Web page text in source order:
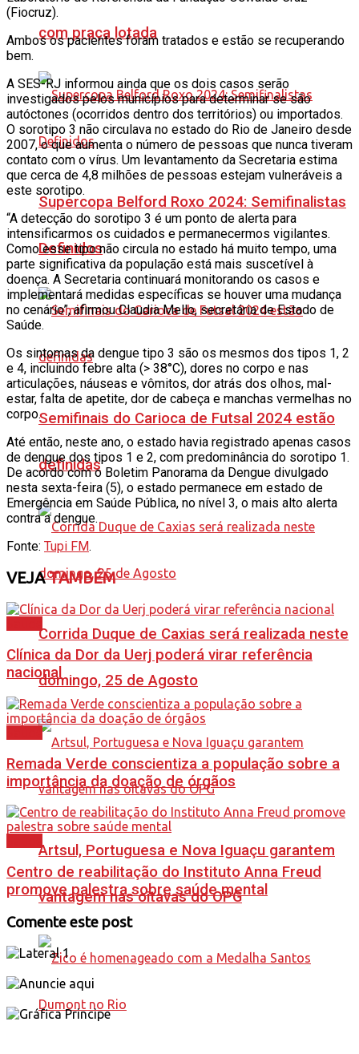
com praça lotada
Supercopa Belford Roxo 2024: Semifinalistas
Definidos
Semifinais do Carioca de Futsal 2024 estão
definidas
Corrida Duque de Caxias será realizada neste
domingo, 25 de Agosto
Artsul, Portuguesa e Nova Iguaçu garantem
vantagem nas oitavas do OPG
(Fiocruz).
Ambos os pacientes foram tratados e estão se recuperando
bem.
A SES-RJ informou ainda que os dois casos serão
investigados pelos municípios para determinar se são
autóctones (ocorridos dentro dos territórios) ou importados.
O sorotipo 3 não circulava no estado do Rio de Janeiro desde
2007, o que aumenta o número de pessoas que nunca tiveram
contato com o vírus. Um levantamento da Secretaria estima
que cerca de 4,8 milhões de pessoas estejam vulneráveis a
este sorotipo.
“A detecção do sorotipo 3 é um ponto de alerta para
intensificarmos os cuidados e permanecermos vigilantes.
Como esse tipo não circula no estado há muito tempo, uma
parte significativa da população está mais suscetível à
doença. A Secretaria continuará monitorando os casos e
implementará medidas específicas se houver uma mudança
no cenário”, afirmou Claudia Mello, secretária de Estado de
Saúde.
Os sintomas da dengue tipo 3 são os mesmos dos tipos 1, 2
e 4, incluindo febre alta (> 38°C), dores no corpo e nas
articulações, náuseas e vômitos, dor atrás dos olhos, mal-
estar, falta de apetite, dor de cabeça e manchas vermelhas no
corpo.
Até então, neste ano, o estado havia registrado apenas casos
de dengue dos tipos 1 e 2, com predominância do sorotipo 1.
De acordo com o Boletim Panorama da Dengue divulgado
nesta sexta-feira (5), o estado permanece em estado de
Emergência em Saúde Pública, no nível 3, o mais alto alerta
contra a dengue.
Fonte: Tupi FM.
VEJATAMBÉM
Clínica da Dor da Uerj poderá virar referência
nacional
Remada Verde conscientiza a população sobre a
importância da doação de órgãos
Centro de reabilitação do Instituto Anna Freud
promove palestra sobre saúde mental
Comente este post